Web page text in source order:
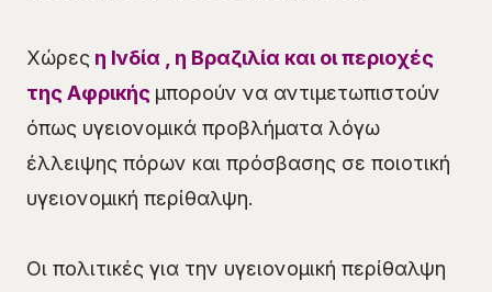
Χώρες η Ινδία , η Βραζιλία και οι περιοχές
της Αφρικής μπορούν να αντιμετωπιστούν
όπως υγειονομικά προβλήματα λόγω
έλλειψης πόρων και πρόσβασης σε ποιοτική
υγειονομική περίθαλψη.
Οι πολιτικές για την υγειονομική περίθαλψη